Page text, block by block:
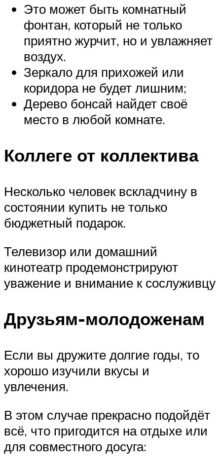
Это может быть комнатный
фонтан, который не только
приятно журчит, но и увлажняет
воздух.
Зеркало для прихожей или
коридора не будет лишним;
Дерево бонсай найдет своё
место в любой комнате.
Коллеге от коллектива
Несколько человек вскладчину в
состоянии купить не только
бюджетный подарок.
Телевизор или домашний
кинотеатр продемонстрируют
уважение и внимание к сослуживцу
Друзьям-молодоженам
Если вы дружите долгие годы, то
хорошо изучили вкусы и
увлечения.
В этом случае прекрасно подойдёт
всё, что пригодится на отдыхе или
для совместного досуга: